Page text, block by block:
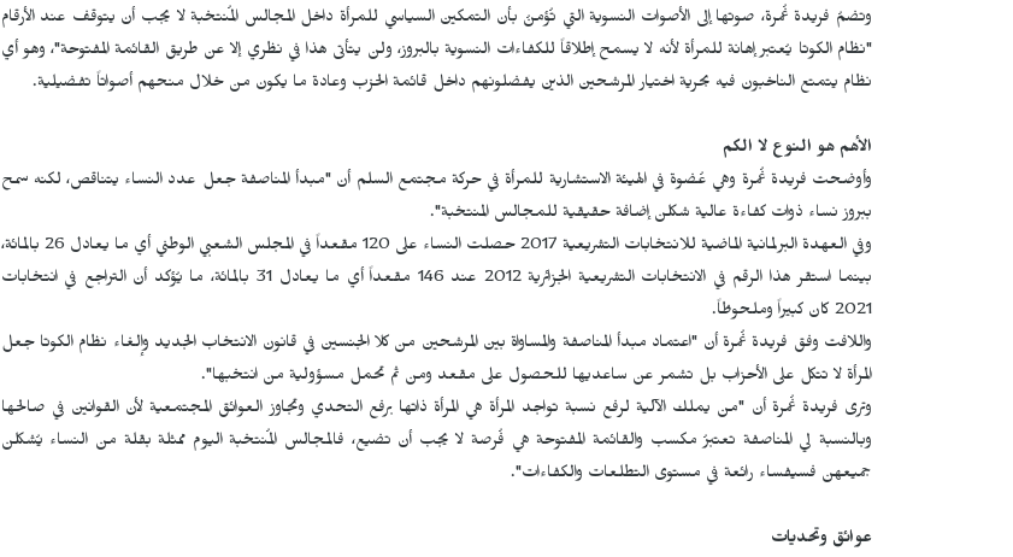
وتضمُ فريدة غُمرة، صوتها إلى الأصوات النسوية التي تُؤمنُ بأن التمكين السياسي للمرأة داخل المجالس المُنتخبة لا يجب أن يتوقف عند الأرقام
"نظام الكوتا يُعتبر إهانة للمرأة لأنه لا يسمح إطلاقاً للكفاءات النسوية بالبروز، ولن يتأتى هذا في نظري إلا عن طريق القائمة المفتوحة"، وهو أي
نظام يتمتع الناخبون فيه بحرية اختيار المرشحين الذين يفضلونهم داخل قائمة الحزب وعادة ما يكون من خلال منحهم أصواتاً تفضيلية.
الأهم هو النوع لا الكم
وأوضحت فريدة غُمرة وهي عُضوة في الهيئة الاستشارية للمرأة في حركة مجتمع السلم أن "مبدأ المناصفة جعل عدد النساء يتناقص، لكنه سمح
ببروز نساء ذوات كفاءة عالية شكلن إضافة حقيقية للمجالس المنتخبة".
وفي العهدة البرلمانية الماضية للانتخابات التشريعية 2017 حصلت النساء على 120 مقعداً في المجلس الشعبي الوطني أي ما يعادل 26 بالمائة،
بينما استقر هذا الرقم في الانتخابات التشريعية الجزائرية 2012 عند 146 مقعداً أي ما يعادل 31 بالمائة، ما يُؤكد أن التراجع في انتخابات
2021 كان كبيراً وملحوظاً.
واللافت وفق فريدة غُمرة أن "اعتماد مبدأ المناصفة والمساواة بين المرشحين من كلا الجنسين في قانون الانتخاب الجديد وإلغاء نظام الكوتا جعل
المرأة لا تتكل على الأحزاب بل تشمر عن ساعديها للحصول على مقعد ومن ثم تحمل مسؤولية من انتخبها".
وترى فريدة غُمرة أن "من يملك الآلية لرفع نسبة تواجد المرأة هي المرأة ذاتها برفع التحدي وتجاوز العوائق المجتمعية لأن القوانين في صالحها
وبالنسبة لي المناصفة تعتبرُ مكسب والقائمة المفتوحة هي فُرصة لا يجب أن تضيع، فالمجالس المُنتخبة اليوم ممثلة بقلة من النساء يُشكلن
جميعهن فسيفساء رائعة في مستوى التطلعات والكفاءات".
عوائق وتحديات